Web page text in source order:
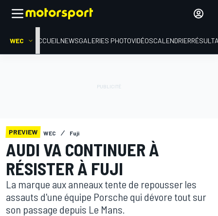
WEC ACCUEIL NEWSGALERIES PHOTOVIDÉOSCALENDRIER
PREVIEW WEC Fuji
AUDI VA CONTINUER À
RÉSISTER À FUJI
La marque aux anneaux tente de repousser les
assauts d'une équipe Porsche qui dévore tout sur
son passage depuis Le Mans.